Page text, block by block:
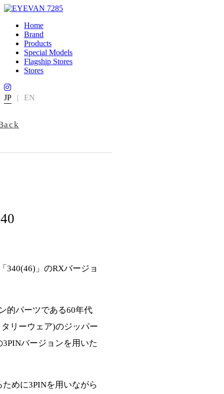
Home
Brand
Products
Special Models
Flagship Stores
Stores
JP | EN
340(46)」のRXバージョ
的パーツである60年代
リーウェア)のジッパー
バージョンを用いた
めに3PINを用いながら